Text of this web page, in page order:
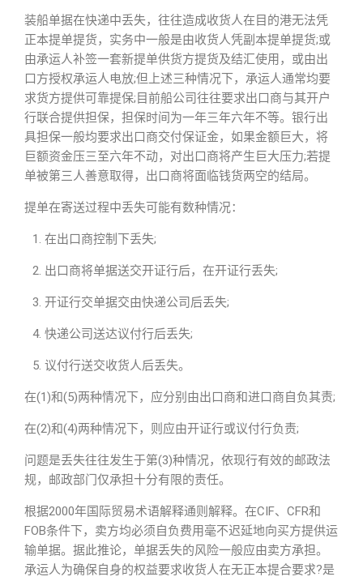
装船单据在快递中丢失，往往造成收货人在目的港无法凭
正本提单提货，实务中一般是由收货人凭副本提单提货;或
由承运人补签一套新提单供货方提货及结汇使用，或由出
口方授权承运人电放;但上述三种情况下，承运人通常均要
求货方提供可靠提保;目前船公司往往要求出口商与其开户
行联合提供担保，担保时间为一年三年六年不等。银行出
具担保一般均要求出口商交付保证金，如果金额巨大，将
巨额资金压三至六年不动，对出口商将产生巨大压力;若提
单被第三人善意取得，出口商将面临钱货两空的结局。
提单在寄送过程中丢失可能有数种情况：
在出口商控制下丢失;
出口商将单据送交开证行后，在开证行丢失;
开证行交单据交由快递公司后丢失;
快递公司送达议付行后丢失;
议付行送交收货人后丢失。
在(1)和(5)两种情况下，应分别由出口商和进口商自负其责;
在(2)和(4)两种情况下，则应由开证行或议付行负责;
问题是丢失往往发生于第(3)种情况，依现行有效的邮政法
规，邮政部门仅承担十分有限的责任。
根据2000年国际贸易术语解释通则解释。在CIF、CFR和
FOB条件下，卖方均必须自负费用毫不迟延地向买方提供运
输单据。据此推论，单据丢失的风险一般应由卖方承担。
承运人为确保自身的权益要求收货人在无正本提合要求?是